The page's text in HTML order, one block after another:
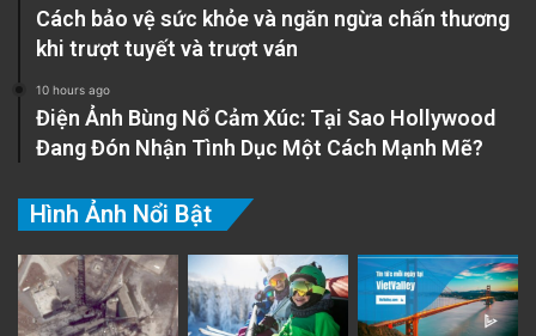
Cách bảo vệ sức khỏe và ngăn ngừa chấn thương
khi trượt tuyết và trượt ván
10 hours ago
Điện Ảnh Bùng Nổ Cảm Xúc: Tại Sao Hollywood
Đang Đón Nhận Tình Dục Một Cách Mạnh Mẽ?
Hình Ảnh Nổi Bật